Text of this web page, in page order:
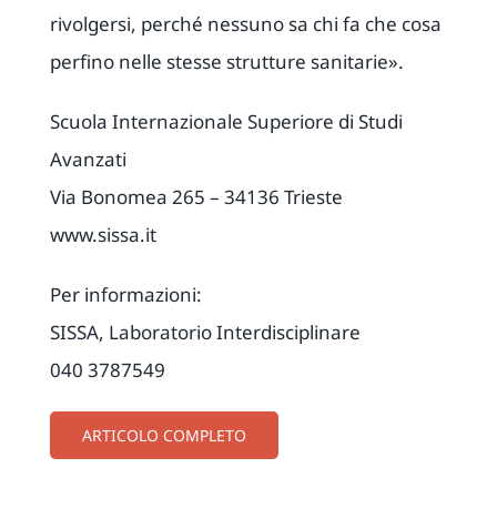
rivolgersi, perché nessuno sa chi fa che cosa
perfino nelle stesse strutture sanitarie».
Scuola Internazionale Superiore di Studi
Avanzati
Via Bonomea 265 – 34136 Trieste
www.sissa.it
Per informazioni:
SISSA, Laboratorio Interdisciplinare
040 3787549
ARTICOLO COMPLETO